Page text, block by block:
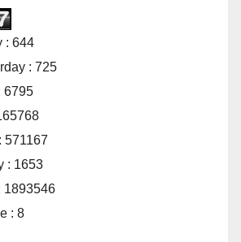
: 644
: 725
6795
571167
: 1653
1893546
: 8